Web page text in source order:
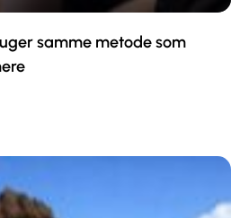
samme metode som